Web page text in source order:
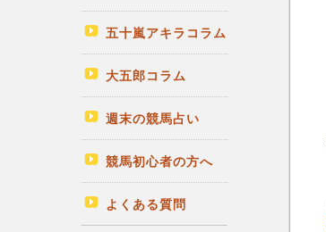
五十嵐アキラコラム
大五郎コラム
週末の競馬占い
競馬初心者の方へ
よくある質問